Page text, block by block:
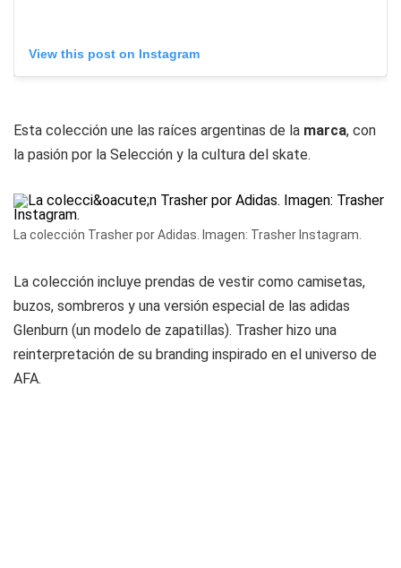
View this post on Instagram
Esta colección une las raíces argentinas de la marca, con
la pasión por la Selección y la cultura del skate.
La colección Trasher por Adidas. Imagen: Trasher Instagram.
La colección incluye prendas de vestir como camisetas,
buzos, sombreros y una versión especial de las adidas
Glenburn (un modelo de zapatillas). Trasher hizo una
reinterpretación de su branding inspirado en el universo de
AFA.